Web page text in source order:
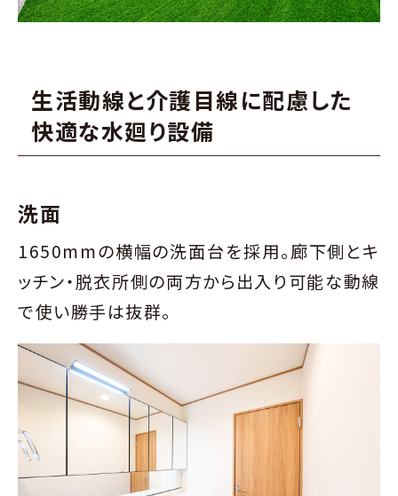
生活動線と介護目線に配慮した
快適な水廻り設備
洗面
1650mmの横幅の洗面台を採用。廊下側とキ
ッチン・脱衣所側の両方から出入り可能な動線
で使い勝手は抜群。